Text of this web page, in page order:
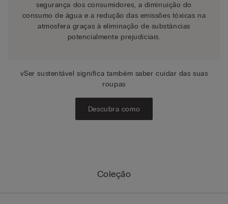
Coleção
segurança dos consumidores, a diminuição do
consumo de água e a redução das emissões tóxicas na
atmosfera graças à eliminação de substâncias
potencialmente prejudiciais.
vSer sustentável significa também saber cuidar das suas
roupas
Descubra como